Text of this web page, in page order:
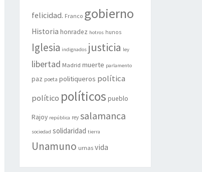
felicidad. Franco gobierno
Historia honradez hotros hunos
Iglesia indignados justicia ley
libertad Madrid muerte parlamento
paz poeta politiqueros política
político políticos pueblo
Rajoy república rey salamanca
sociedad solidaridad tierra
Unamuno urnas vida